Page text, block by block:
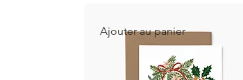
Ajouter au panier